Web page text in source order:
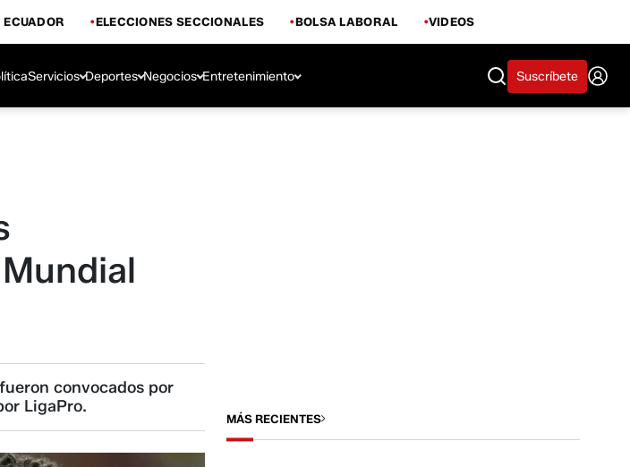
ELECCIONES SECCIONALES BOLSA LABORAL VIDEOS
Servicios Deportes Negocios Entretenimiento Suscríbete
convocados por
LigaPro.
MÁS RECIENTES